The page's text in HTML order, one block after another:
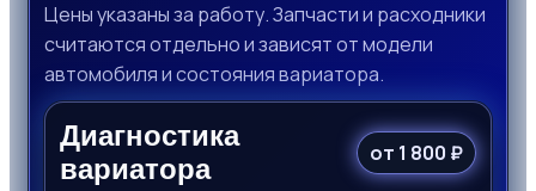
Цены указаны за работу. Запчасти и расходники
считаются отдельно и зависят от модели
автомобиля и состояния вариатора.
Диагностика
вариатора
от 1 800 ₽